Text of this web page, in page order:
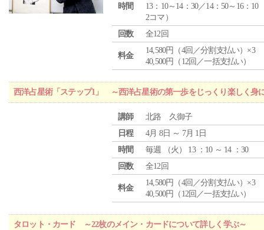
時間
13：10～14：30／14：50～16：10
2コマ）
回数
全12回
料金
14,580円（4回／分割支払い）×3
40,500円（12回／一括支払い）
西洋占星術「ステップ1」 ～西洋占星術の第一歩をじっくり楽しく身
講師
北路 久御子
日程
4月 8日 ～ 7月 1日
時間
毎週 （火 ） 13 ：10 ～ 14 ：30
回数
全12回
料金
14,580円（4回／分割支払い）×3
40,500円（12回／一括支払い）
タロット・カード ～22枚のメイン・カードについて詳しく学ぶ～